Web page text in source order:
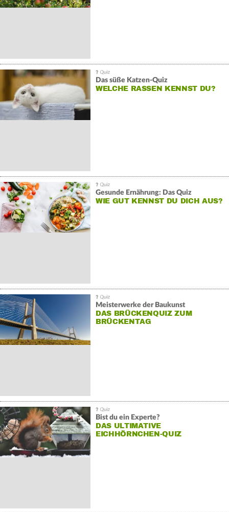
Das süße Katzen-Quiz
WELCHE RASSEN KENNST DU?
Gesunde Ernährung: Das Quiz
WIE GUT KENNST DU DICH AUS?
Meisterwerke der Baukunst
DAS BRÜCKENQUIZ ZUM
BRÜCKENTAG
Bist du ein Experte?
DAS ULTIMATIVE
EICHHÖRNCHEN-QUIZ